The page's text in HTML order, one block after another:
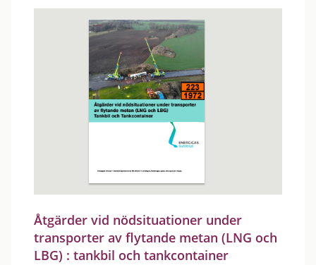
Åtgärder vid nödsituationer under
transporter av flytande metan (LNG och
LBG) : tankbil och tankcontainer